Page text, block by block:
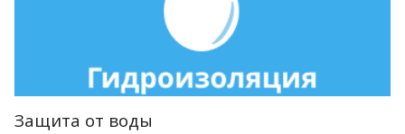
Защита от воды